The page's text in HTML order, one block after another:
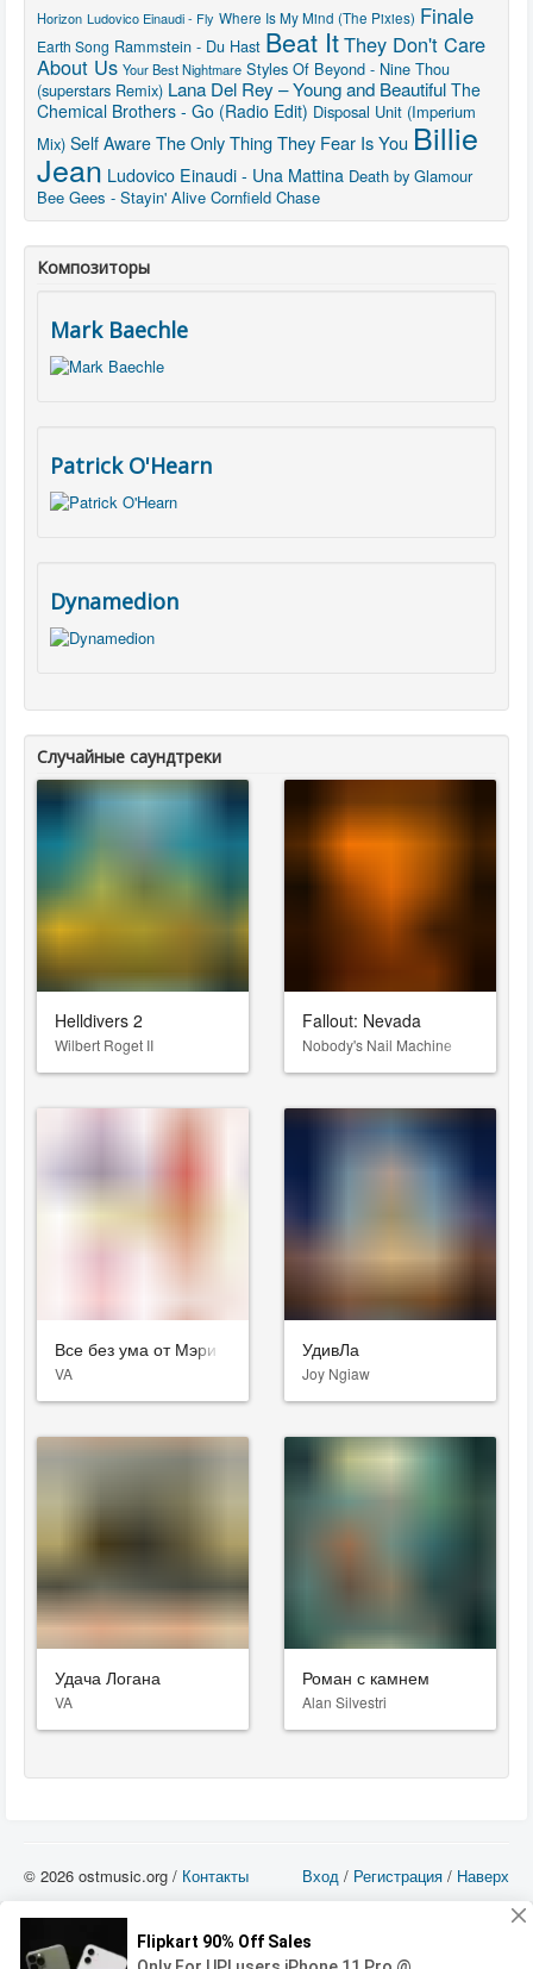
Horizon Ludovico Einaudi - Fly Where Is My Mind (The Pixies) Finale
Earth Song Rammstein - Du Hast Beat ItThey Don't Care
About Us Your Best Nightmare Styles Of Beyond - Nine Thou
(superstars Remix) Lana Del Rey – Young and Beautiful The
Chemical Brothers - Go (Radio Edit) Disposal Unit (Imperium
Mix) Self Aware The Only Thing They Fear Is You Billie
Jean Ludovico Einaudi - Una Mattina Death by Glamour
Bee Gees - Stayin' Alive Cornfield Chase
Композиторы
Mark Baechle
Patrick O'Hearn
Dynamedion
Случайные саундтреки
Helldivers 2
Wilbert Roget II
Fallout: Nevada
Nobody's Nail Machine
Все без ума от Мэри
VA
УдивЛа
Joy Ngiaw
Удача Логана
VA
Роман с камнем
Alan Silvestri
Вход / Регистрация / Наверх
© 2026 ostmusic.org / Контакты
можете использовать такие материалы только в том в случае, если